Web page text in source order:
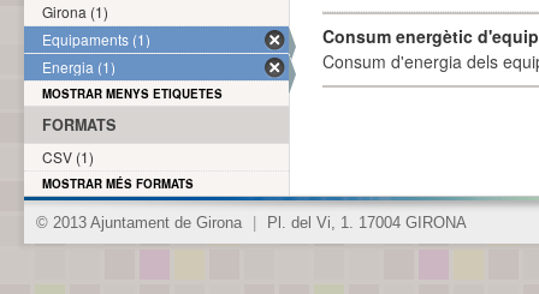
Consum energètic
Consum d'energia dels
Girona (1)
Equipaments (1)
Energia (1)
MOSTRAR MENYS ETIQUETES
FORMATS
CSV (1)
MOSTRAR MÉS FORMATS
© 2013 Ajuntament de Girona Pl. del Vi, 1. 17004 GIRONA